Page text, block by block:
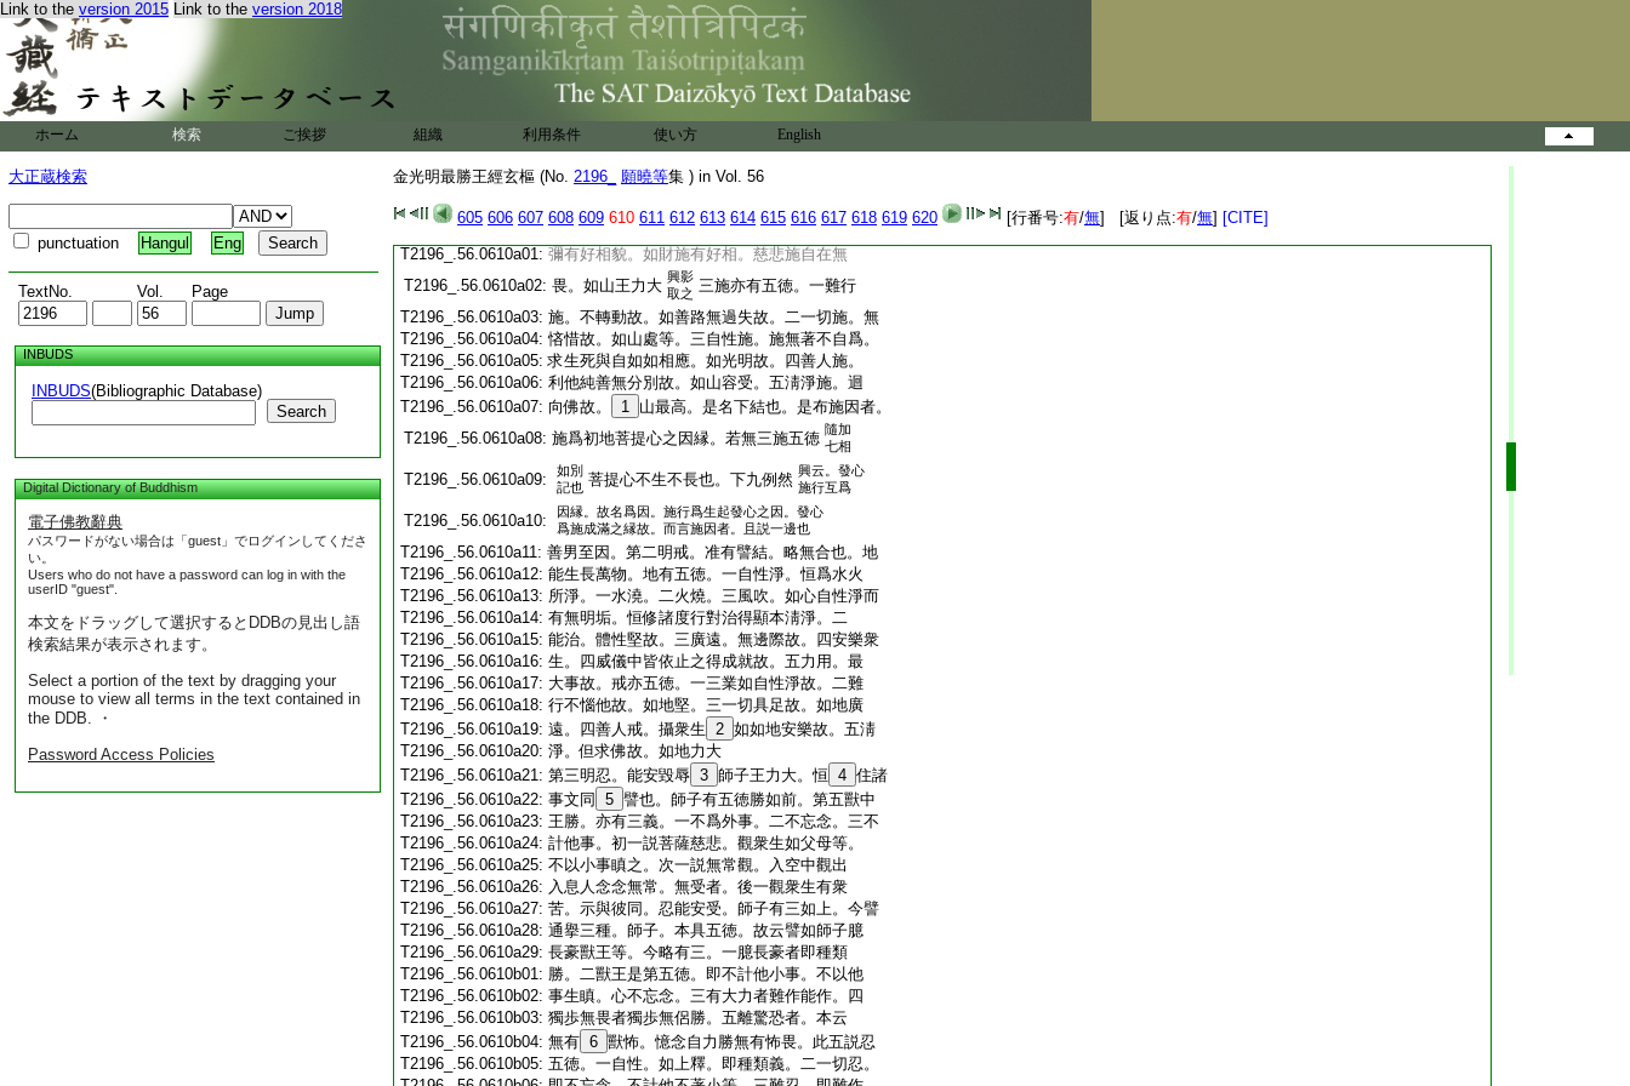
Link to the version 2015 Link to the version 2018
ホーム 検索 ご挨拶 組織 利用条件 使い方 English
大正蔵検索
punctuation Hangul Eng
TextNo. Vol. Page
INBUDS
INBUDS(Bibliographic Database)
Search
Digital Dictionary of Buddhism
電子佛教辭典
パスワードがない場合は「guest」でログインしてくださ
い。
Users who do not have a password can log in with the
userID "guest".
本文をドラッグして選択するとDDBの見出し語
検索結果が表示されます。
Select a portion of the text by dragging your
mouse to view all terms in the text contained in
the DDB. ・
Password Access Policies
金光明最勝王經玄樞 (No. 2196_ 願曉等集 ) in Vol. 56
605 606 607 608 609 610 611 612 613 614 615 616 617 618 619 620 [行番号:有/無] [返り点:有/無] [CITE]
T2196_.56.0609c19:一切福智二徳。善法欲等二分善根備足爲
T2196_.56.0609c20: 因而得生起初地眞智。名初發心。此即曉義。
T2196_.56.0609c21:莊即取之。故不相違。二譬。三合。今轉爲三。
T2196_.56.0609c22:
一譬。二合。言此菩提心者。本標云初發心。進
退互存。意即無違。三是名下結也。譬有二義。
一本。二末。本有三。一如寶種類勝。二須彌相
T2196_.56.0609c25:貌勝。三山王高大勝。末有五徳。一敬重。善
T2196_.56.0609c26:
疏故。二一切處平等廣大故。三光明。無垢
T2196_.56.0609c27:
故。四自在。能容一切故。五最高。過諸山故。
T2196_.56.0609c28: 此菩提下合也。施有三種。一正法施。二財物
T2196_.56.0610a01: 彌有好相貌。如財施有好相。慈悲施自在無
T2196_.56.0610a02: 畏。如山王力大 興影
取之 三施亦有五徳。一難行
T2196_.56.0610a03: 施。不轉動故。如善路無過失故。二一切施。無
T2196_.56.0610a04:悋惜故。如山處等。三自性施。施無著不自爲。
T2196_.56.0610a05:求生死與自如如相應。如光明故。四善人施。
T2196_.56.0610a06: 利他純善無分別故。如山容受。五淸淨施。迴
T2196_.56.0610a07: 向佛故。 1 山最高。是名下結也。是布施因者。
T2196_.56.0610a08: 施爲初地菩提心之因縁。若無三施五徳 隨加
七相
T2196_.56.0610a09:
如別
記也 菩提心不生不長也。下九例然 興云。發心
施行互爲
T2196_.56.0610a10:
因縁。故名爲因。施行爲生起發心之因。發心
爲施成滿之縁故。而言施因者。且説一邊也
T2196_.56.0610a11: 善男至因。第二明戒。准有譬結。略無合也。地
T2196_.56.0610a12: 能生長萬物。地有五徳。一自性淨。恒爲水火
T2196_.56.0610a13: 所淨。一水澆。二火燒。三風吹。如心自性淨而
T2196_.56.0610a14: 有無明垢。恒修諸度行對治得顯本淸淨。二
T2196_.56.0610a15: 能治。體性堅故。三廣遠。無邊際故。四安樂衆
T2196_.56.0610a16: 生。四威儀中皆依止之得成就故。五力用。最
T2196_.56.0610a17: 大事故。戒亦五徳。一三業如自性淨故。二難
T2196_.56.0610a18: 行不惱他故。如地堅。三一切具足故。如地廣
T2196_.56.0610a19: 遠。四善人戒。攝衆生 2 如如地安樂故。五淸
T2196_.56.0610a20: 淨。但求佛故。如地力大
T2196_.56.0610a21: 第三明忍。能安毀辱 3 師子王力大。恒 4 住諸
T2196_.56.0610a22: 事文同 5 譬也。師子有五徳勝如前。第五獸中
T2196_.56.0610a23: 王勝。亦有三義。一不爲外事。二不忘念。三不
T2196_.56.0610a24: 計他事。初一説菩薩慈悲。觀衆生如父母等。
T2196_.56.0610a25: 不以小事瞋之。次一説無常觀。入空中觀出
T2196_.56.0610a26: 入息人念念無常。無受者。後一觀衆生有衆
T2196_.56.0610a27: 苦。示與彼同。忍能安受。師子有三如上。今譬
T2196_.56.0610a28: 通擧三種。師子。本具五徳。故云譬如師子臆
T2196_.56.0610a29: 長豪獸王等。今略有三。一臆長豪者即種類
T2196_.56.0610b01: 勝。二獸王是第五徳。即不計他小事。不以他
T2196_.56.0610b02: 事生瞋。心不忘念。三有大力者難作能作。四
T2196_.56.0610b03: 獨歩無畏者獨歩無侶勝。五離驚恐者。本云
T2196_.56.0610b04: 無有 6 獸怖。憶念自力勝無有怖畏。此五説忍
T2196_.56.0610b05: 五徳。一自性。如上釋。即種類義。二一切忍。